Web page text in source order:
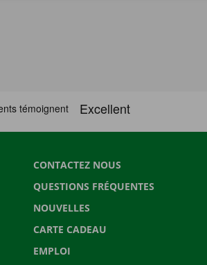
CONTACTEZ NOUS
QUESTIONS FRÉQUENTES
NOUVELLES
CARTE CADEAU
EMPLOI